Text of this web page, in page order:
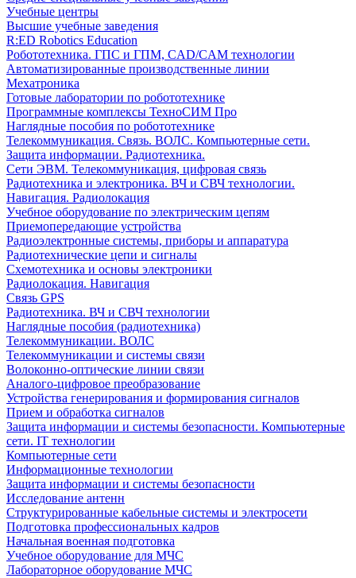
Учебные центры
Высшие учебные заведения
R:ED Robotics Education
Робототехника. ГПС и ГПМ, CAD/CAM технологии
Автоматизированные производственные линии
Мехатроника
Готовые лаборатории по робототехнике
Программные комплексы ТехноСИМ Про
Наглядные пособия по робототехнике
Телекоммуникация. Связь. ВОЛС. Компьютерные сети.
Защита информации. Радиотехника.
Сети ЭВМ. Телекоммуникация, цифровая связь
Радиотехника и электроника. ВЧ и СВЧ технологии.
Навигация. Радиолокация
Учебное оборудование по электрическим цепям
Приемопередающие устройства
Радиоэлектронные системы, приборы и аппаратура
Радиотехнические цепи и сигналы
Схемотехника и основы электроники
Радиолокация. Навигация
Связь GPS
Радиотехника. ВЧ и СВЧ технологии
Наглядные пособия (радиотехника)
Телекоммуникации. ВОЛС
Телекоммуникации и системы связи
Волоконно-оптические линии связи
Аналого-цифровое преобразование
Устройства генерирования и формирования сигналов
Прием и обработка сигналов
Защита информации и системы безопасности. Компьютерные
сети. IT технологии
Компьютерные сети
Информационные технологии
Защита информации и системы безопасности
Исследование антенн
Структурированные кабельные системы и электросети
Подготовка профессиональных кадров
Начальная военная подготовка
Учебное оборудование для МЧС
Лабораторное оборудование МЧС